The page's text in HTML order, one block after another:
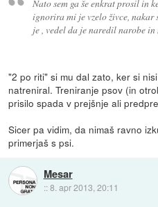
Nato sem ga še enkrat prosil in
ignorira mi je vzelo živce, nakar
je , vedel da je naredil narobe in
"2 po riti" si mu dal zato, ker si
natreniral. Treniranje psov (in
prisilo spada v prejšnje ali
Sicer pa vidim, da nimaš ravno
primerjaš s psi.
Mesar
::8. apr 2013, 20:11